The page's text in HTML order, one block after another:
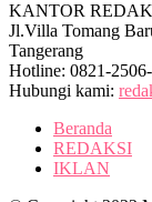
KANTOR
Jl.Villa Tomang
Tangerang
Hotline: 0821-
Hubungi kami:
Beranda
REDAKSI
IKLAN